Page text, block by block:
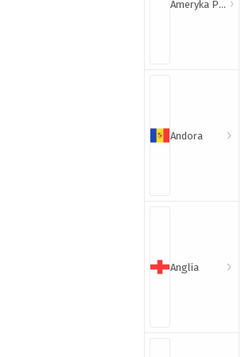
Ameryka Północna i Południowa
Andora
Anglia